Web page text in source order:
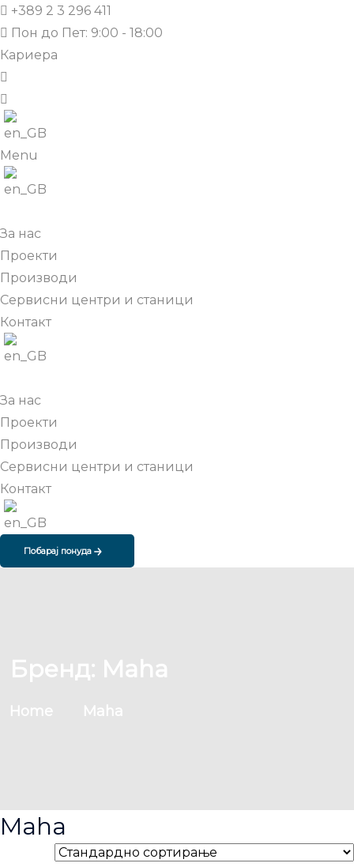
+389 2 3 296 411
Пон до Пет: 9:00 - 18:00
Кариера
Menu
За нас
Проекти
Производи
Сервисни центри и станици
Контакт
За нас
Проекти
Производи
Сервисни центри и станици
Контакт
Побарај понуда
Бренд: Maha
Home Maha
Maha